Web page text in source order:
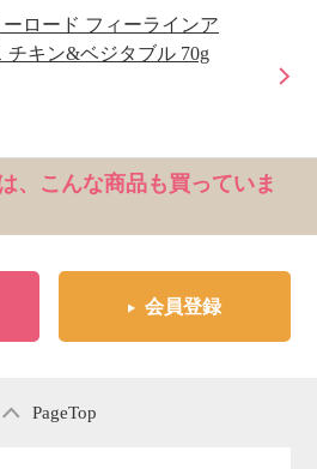
ーロード フィーラインア
チキン&ベジタブル 70g
、こんな商品も買っていま
会員登録
PageTop